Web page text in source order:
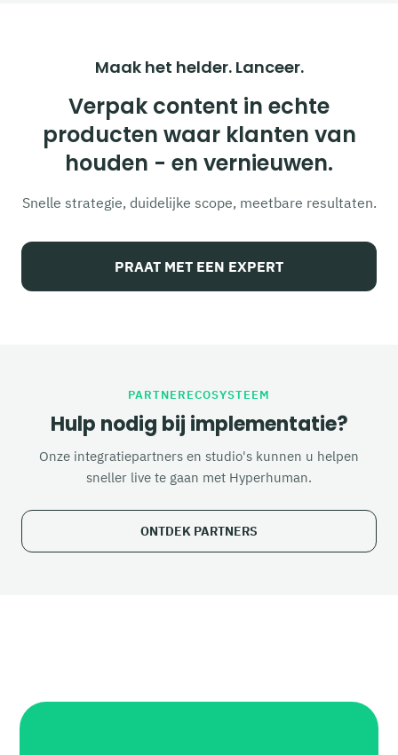
Maak het helder. Lanceer.
Verpak content in echte
producten waar klanten van
houden - en vernieuwen.
Snelle strategie, duidelijke scope, meetbare resultaten.
PRAAT MET EEN EXPERT
PARTNERECOSYSTEEM
Hulp nodig bij implementatie?
Onze integratiepartners en studio's kunnen u helpen
sneller live te gaan met Hyperhuman.
ONTDEK PARTNERS